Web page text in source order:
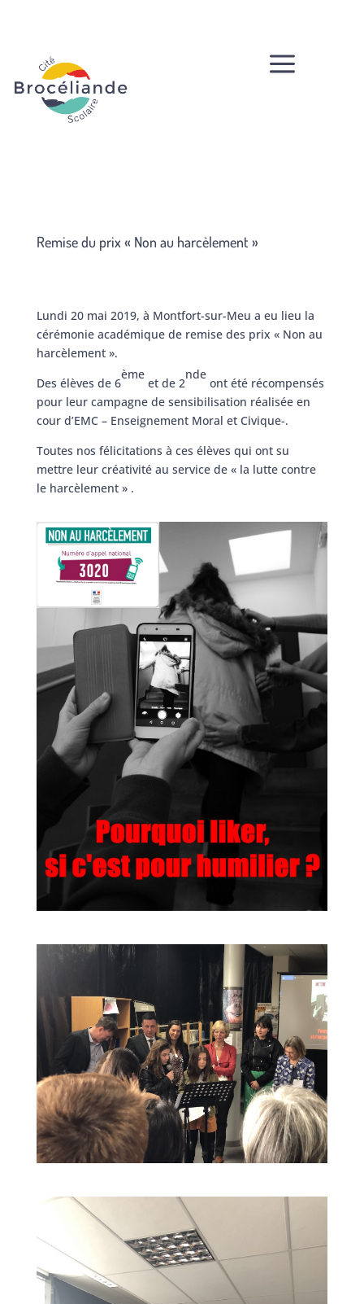
a
Remise du prix « Non au harcèlement »
Lundi 20 mai 2019, à Montfort-sur-Meu a eu lieu la
cérémonie académique de remise des prix « Non au
harcèlement ».
Des élèves de 6
ème
et de 2
nde
ont été récompensés
pour leur campagne de sensibilisation réalisée en
cour d’EMC – Enseignement Moral et Civique-.
Toutes nos félicitations à ces élèves qui ont su
mettre leur créativité au service de « la lutte contre
le harcèlement » .